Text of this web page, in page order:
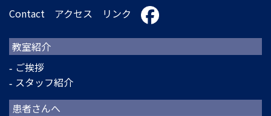
Contact
アクセス リンク
教室紹介
ご挨拶
スタッフ紹介
患者さんへ